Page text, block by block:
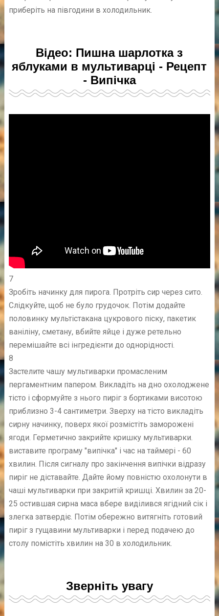
приберіть на півгодини в холодильник.
Відео: Пишна шарлотка з
яблуками в мультиварці - Рецепт
- Випічка
7
Зробіть начинку для пирога. Протріть сир через сито.
Слідкуйте, щоб не було грудочок. Потім додайте
половинку мультістакана цукрового піску, пакетик
ваніліну, сметану, вбийте яйце і дуже ретельно
перемішайте всі інгредієнти до однорідності.
8
Застелите чашу мультиварки промасленим
пергаментним папером. Викладіть на дно охолоджене
тісто і сформуйте з нього пиріг з бортиками висотою
приблизно 3-4 сантиметри. Зверху на тісто викладіть
сирну начинку, поверх якої розмістіть заморожені
ягоди. Герметично закрийте кришку мультиварки.
виставите програму "випічка" і час на таймері - 60
хвилин. Після сигналу про закінчення випічки відразу
пиріг не діставайте. Дайте йому повністю охолонути в
чаші мультиварки при закритій кришці. Хвилин за 20-
25 остившая сирна маса вбере виділився ягідний сік і
злегка затвердіє. Потім обережно витягніть готовий
пиріг з гущавини мультиварки і перед подачею до
столу помістіть хвилин на 30 в холодильник.
Зверніть увагу